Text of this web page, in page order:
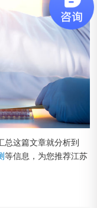
总这篇文章就分析到
等信息，为您推荐江苏